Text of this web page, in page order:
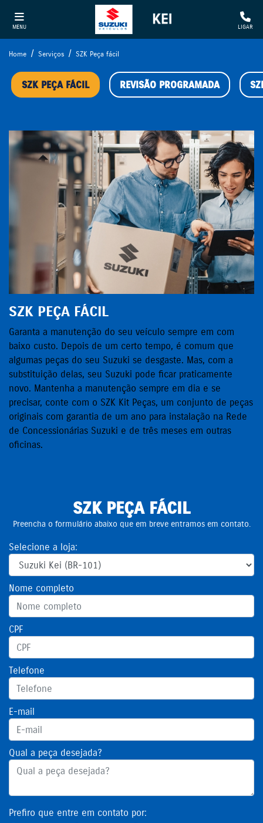
MENU LIGAR
Home Serviços SZK Peça fácil
REVISÃO PROGRAMADA
SZK PEÇA FÁCIL
SZK PEÇA FÁCIL
Garanta a manutenção do seu veículo sempre em com
baixo custo. Depois de um certo tempo, é comum que
algumas peças do seu Suzuki se desgaste. Mas, com a
substituição delas, seu Suzuki pode ficar praticamente
novo. Mantenha a manutenção sempre em dia e se
precisar, conte com o SZK Kit Peças, um conjunto de peças
originais com garantia de um ano para instalação na Rede
de Concessionárias Suzuki e de três meses em outras
oficinas.
SZK PEÇA FÁCIL
Preencha o formulário abaixo que em breve entramos em contato.
Selecione a loja:
Nome completo
CPF
Telefone
E-mail
Qual a peça desejada?
Prefiro que entre em contato por: